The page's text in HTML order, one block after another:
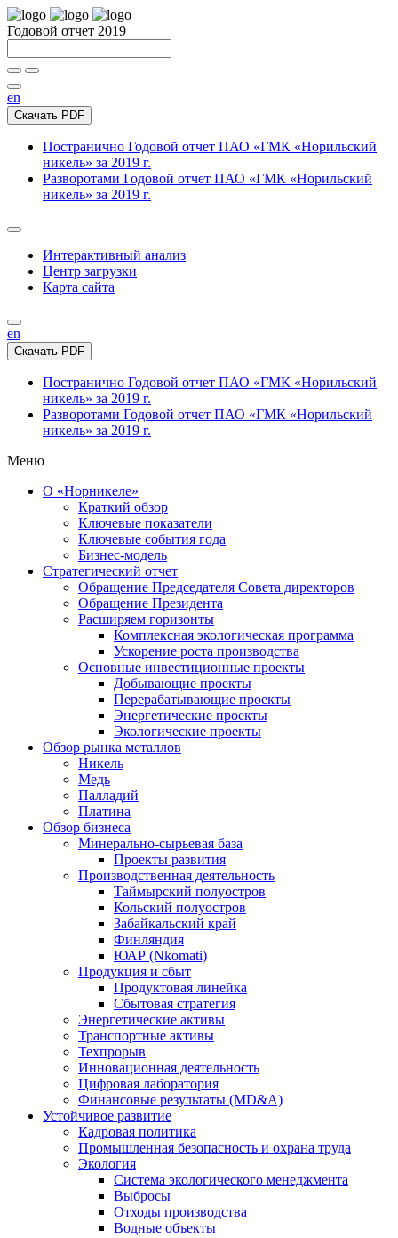
Годовой отчет 2019
en
Скачать PDF
Постранично Годовой отчет ПАО «ГМК «Норильский
никель» за 2019 г.
Разворотами Годовой отчет ПАО «ГМК «Норильский
никель» за 2019 г.
Интерактивный анализ
Центр загрузки
Карта сайта
en
Скачать PDF
Постранично Годовой отчет ПАО «ГМК «Норильский
никель» за 2019 г.
Разворотами Годовой отчет ПАО «ГМК «Норильский
никель» за 2019 г.
Меню
О «Норникеле»
Краткий обзор
Ключевые показатели
Ключевые события года
Бизнес-модель
Стратегический отчет
Обращение Председателя Совета директоров
Обращение Президента
Расширяем горизонты
Комплексная экологическая программа
Ускорение роста производства
Основные инвестиционные проекты
Добывающие проекты
Перерабатывающие проекты
Энергетические проекты
Экологические проекты
Обзор рынка металлов
Никель
Медь
Палладий
Платина
Обзор бизнеса
Минерально-сырьевая база
Проекты развития
Производственная деятельность
Таймырский полуостров
Кольский полуостров
Забайкальский край
Финляндия
ЮАР (Nkomati)
Продукция и сбыт
Продуктовая линейка
Сбытовая стратегия
Энергетические активы
Транспортные активы
Техпрорыв
Инновационная деятельность
Цифровая лаборатория
Финансовые результаты (MD&A)
Устойчивое развитие
Кадровая политика
Промышленная безопасность и охрана труда
Экология
Система экологического менеджмента
Выбросы
Отходы производства
Водные объекты